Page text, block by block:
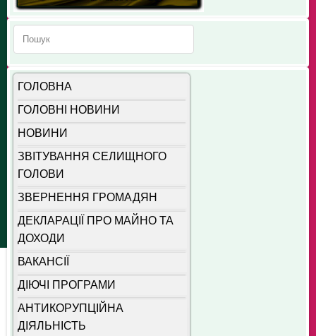
ГОЛОВНА
ГОЛОВНІ НОВИНИ
НОВИНИ
ЗВІТУВАННЯ СЕЛИЩНОГО
ГОЛОВИ
ЗВЕРНЕННЯ ГРОМАДЯН
ДЕКЛАРАЦІЇ ПРО МАЙНО ТА
ДОХОДИ
ВАКАНСІЇ
ДІЮЧІ ПРОГРАМИ
АНТИКОРУПЦІЙНА
ДІЯЛЬНІСТЬ